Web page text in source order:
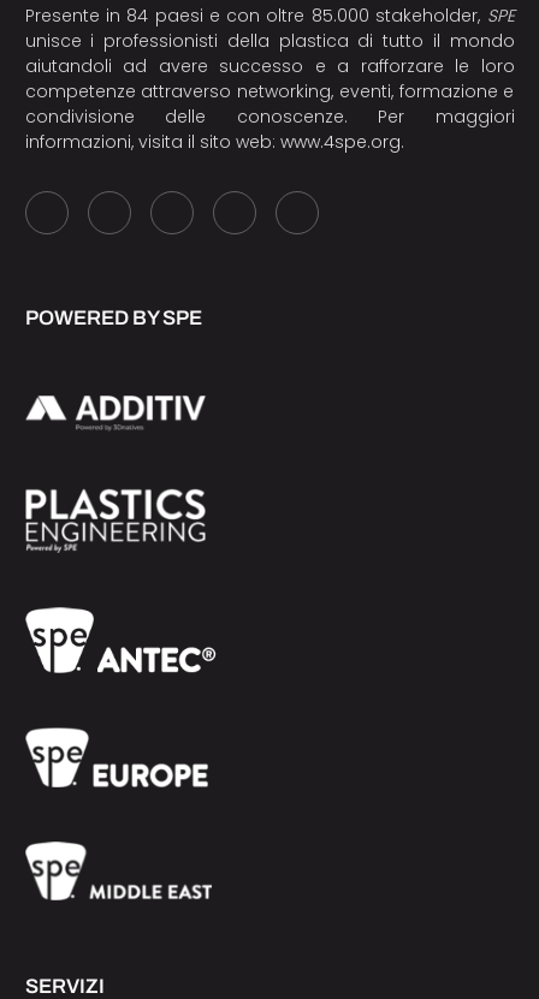
Presente in 84 paesi e con oltre 85.000 stakeholder, SPE
unisce i professionisti della plastica di tutto il mondo
aiutandoli ad avere successo e a rafforzare le loro
competenze attraverso networking, eventi, formazione e
condivisione delle conoscenze. Per maggiori
informazioni, visita il sito web: www.4spe.org.
POWERED BY SPE
SERVIZI